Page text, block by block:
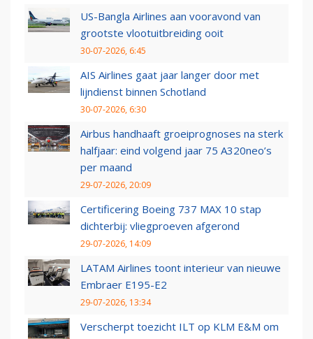
US-Bangla Airlines aan vooravond van
grootste vlootuitbreiding ooit
30-07-2026, 6:45
AIS Airlines gaat jaar langer door met
lijndienst binnen Schotland
30-07-2026, 6:30
Airbus handhaaft groeiprognoses na sterk
halfjaar: eind volgend jaar 75 A320neo’s
per maand
29-07-2026, 20:09
Certificering Boeing 737 MAX 10 stap
dichterbij: vliegproeven afgerond
29-07-2026, 14:09
LATAM Airlines toont interieur van nieuwe
Embraer E195-E2
29-07-2026, 13:34
Verscherpt toezicht ILT op KLM E&M om